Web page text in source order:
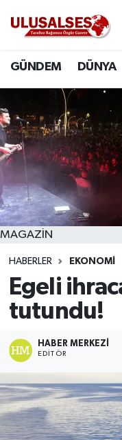
GÜNDEM DÜNYA
MAGAZİN
HABERLER EKONOMİ
Egeli
tutundu!
HABER MERKEZI
EDITÖR
DÜNYA
SİYASET
EKONOMİ
EĞİTİM
SAĞLIK
MAGAZİN
SPOR
Trafik Durumu
Süper Lig Puan
Tüm Manşetler
Son Dakika
Haber Arşivi